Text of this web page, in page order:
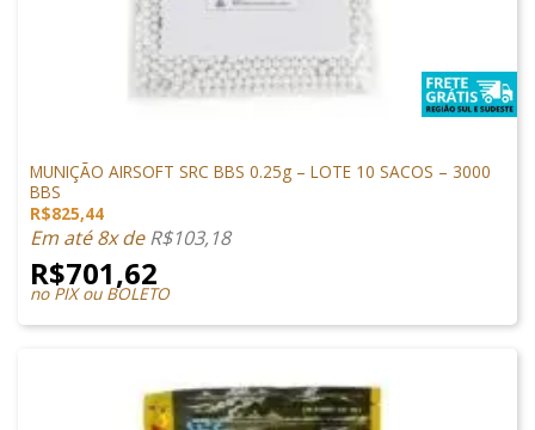
MUNIÇÃO AIRSOFT SRC BBS 0.25g – LOTE 10 SACOS – 3000
BBS
R$825,44
Em até 8x deR$103,18
R$701,62
no PIX ou BOLETO